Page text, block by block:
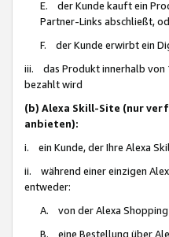
E. der Kunde kauft ein
Partner-Links abschließt,
F. der Kunde erwirbt ein
iii. das Produkt innerhalb von
bezahlt wird
(b) Alexa Skill-Site (nur
anbieten):
i. ein Kunde, der Ihre Alexa
ii. während einer einzigen
entweder:
A. von der Alexa
B. eine Bestellung über